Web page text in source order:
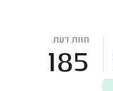
חוות דעת
185